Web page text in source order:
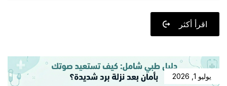
اقرأ أكثر
يوليو 1, 2026